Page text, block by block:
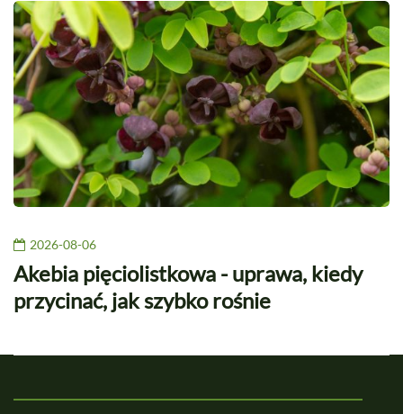
2026-08-06
Akebia pięciolistkowa - uprawa, kiedy
przycinać, jak szybko rośnie